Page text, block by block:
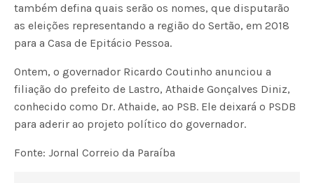
também defina quais serão os nomes, que disputarão
as eleições representando a região do Sertão, em 2018
para a Casa de Epitácio Pessoa.
Ontem, o governador Ricardo Coutinho anunciou a
filiação do prefeito de Lastro, Athaide Gonçalves Diniz,
conhecido como Dr. Athaide, ao PSB. Ele deixará o PSDB
para aderir ao projeto político do governador.
Fonte: Jornal Correio da Paraíba